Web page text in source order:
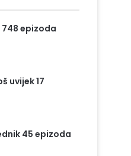
748 epizoda
uvijek 17
45 epizoda